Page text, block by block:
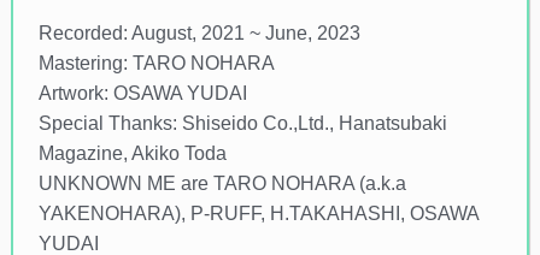
Recorded: August, 2021 ~ June, 2023
Mastering: TARO NOHARA
Artwork: OSAWA YUDAI
Special Thanks: Shiseido Co.,Ltd., Hanatsubaki
Magazine, Akiko Toda
UNKNOWN ME are TARO NOHARA (a.k.a
YAKENOHARA), P-RUFF, H.TAKAHASHI, OSAWA
YUDAI